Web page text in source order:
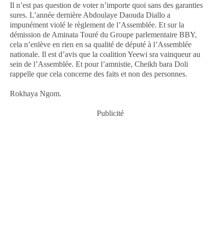
Il n’est pas question de voter n’importe quoi sans des garanties
sures. L’année dernière Abdoulaye Daouda Diallo a
impunément violé le règlement de l’Assemblée. Et sur la
démission de Aminata Touré du Groupe parlementaire BBY,
cela n’enlève en rien en sa qualité de député à l’Assemblée
nationale. Il est d’avis que la coalition Yeewi sra vainqueur au
sein de l’Assemblée. Et pour l’amnistie, Cheikh bara Doli
rappelle que cela concerne des faits et non des personnes.
Rokhaya Ngom.
Publicité